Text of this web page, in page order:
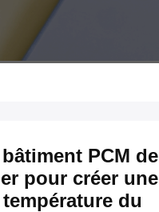
PCM de
pour créer une
du